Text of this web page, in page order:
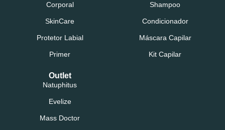
Corporal
SkinCare
Protetor Labial
Primer
Shampoo
Condicionador
Máscara Capilar
Kit Capilar
Outlet
Natuphitus
Evelize
Mass Doctor